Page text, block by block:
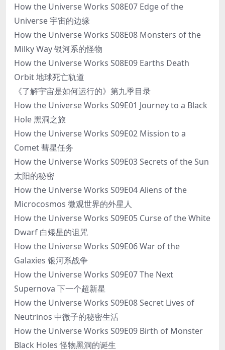
How the Universe Works S08E07 Edge of the
Universe 宇宙的边缘
How the Universe Works S08E08 Monsters of the
Milky Way 银河系的怪物
How the Universe Works S08E09 Earths Death
Orbit 地球死亡轨道
《了解宇宙是如何运行的》第九季目录
How the Universe Works S09E01 Journey to a Black
Hole 黑洞之旅
How the Universe Works S09E02 Mission to a
Comet 彗星任务
How the Universe Works S09E03 Secrets of the Sun
太阳的秘密
How the Universe Works S09E04 Aliens of the
Microcosmos 微观世界的外星人
How the Universe Works S09E05 Curse of the White
Dwarf 白矮星的诅咒
How the Universe Works S09E06 War of the
Galaxies 银河系战争
How the Universe Works S09E07 The Next
Supernova 下一个超新星
How the Universe Works S09E08 Secret Lives of
Neutrinos 中微子的秘密生活
How the Universe Works S09E09 Birth of Monster
Black Holes 怪物黑洞的诞生